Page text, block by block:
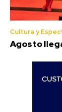
Cultura y
Agosto